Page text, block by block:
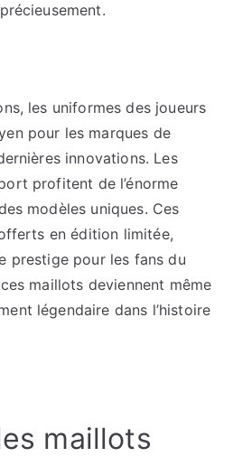
les uniformes des joueurs
pour les marques de
innovations. Les
profitent de l’énorme
modèles uniques. Ces
en édition limitée,
prestige pour les fans du
maillots deviennent même
légendaire dans l’histoire
maillots